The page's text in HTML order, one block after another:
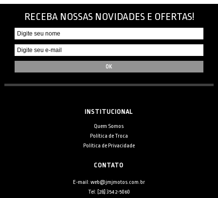
RECEBA NOSSAS NOVIDADES E OFERTAS!
INSTITUCIONAL
Quem Somos
Política de Troca
Política de Privacidade
CONTATO
E-mail: web@jmjmotos.com.br
Tel: [28] 3542-5060